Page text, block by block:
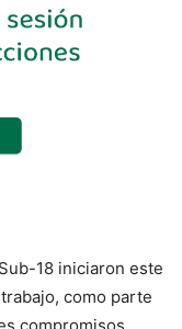
18 iniciaron este
como parte